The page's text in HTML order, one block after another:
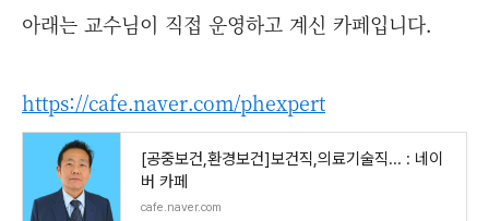
아래는 교수님이 직접 운영하고 계신 카페입니다.
https://cafe.naver.com/phexpert
[공중보건,환경보건]보건직,의료기술직... : 네이
버 카페
cafe.naver.com